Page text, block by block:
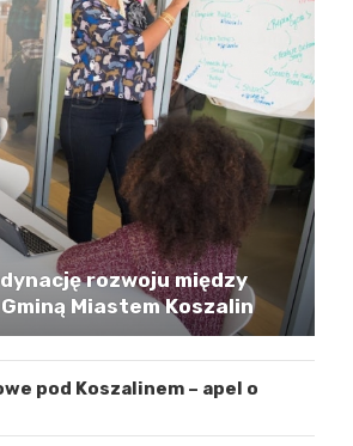
rozwoju między
Miastem Koszalin
pod Koszalinem – apel o